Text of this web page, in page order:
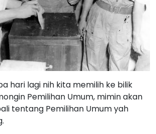
hari lagi nih kita memilih ke bilik
Pemilihan Umum, mimin akan
tentang Pemilihan Umum yah